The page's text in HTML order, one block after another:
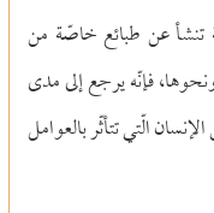
تنشأ عن طبائع خاصّة من
فإنّه يرجع إلى مدى
الّتي تتأثّر بالعوامل